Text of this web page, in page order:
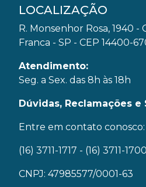
LOCALIZAÇÃO
R. Monsenhor Rosa, 1940 -
Franca - SP - CEP 14400-
Atendimento:
Seg. a Sex. das 8h às 18h
Dúvidas, Reclamações e
Entre em contato conosco:
(16) 3711-1717 - (16) 3711-1700
CNPJ: 47985577/0001-63